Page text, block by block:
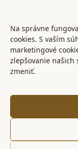
Na správne
cookies. S vaším
marketingové
zlepšovanie našich
zmeniť.
IČ DPH:
📞 +421 948 528
✉
© 2024